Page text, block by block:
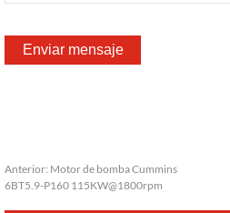
Anterior: Motor de bomba Cummins
6BT5.9-P160 115KW@1800rpm